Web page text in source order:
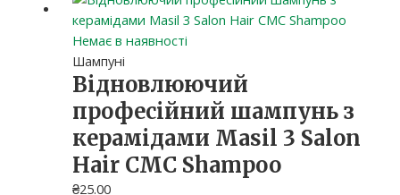
Немає в наявності
Шампуні
Відновлюючий
професійний шампунь з
керамідами Masil 3 Salon
Hair CMC Shampoo
₴25.00